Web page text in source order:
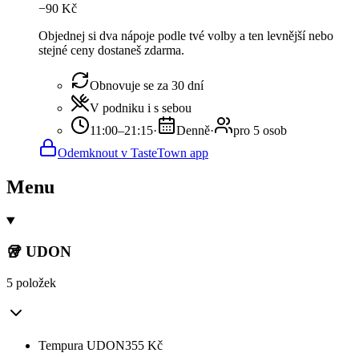
−90 Kč
Objednej si dva nápoje podle tvé volby a ten levnější nebo
stejné ceny dostaneš zdarma.
Obnovuje se za 30 dní
V podniku i s sebou
11:00–21:15· Denně·
pro 5 osob
Odemknout v TasteTown app
Menu
🥡 UDON
5 položek
Tempura UDON355 Kč